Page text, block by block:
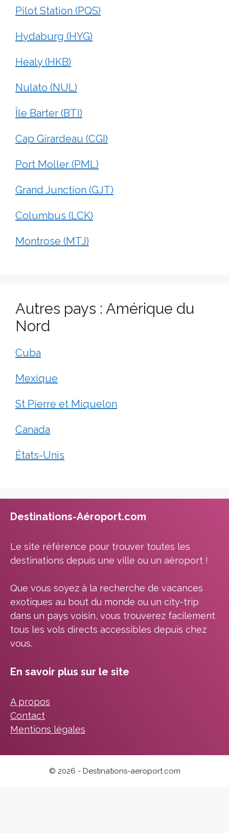
Pilot Station (PQS)
Hydaburg (HYG)
Healy (HKB)
Nulato (NUL)
Île Barter (BTI)
Cap Girardeau (CGI)
Port Moller (PML)
Grand Junction (GJT)
Columbus (LCK)
Montrose (MTJ)
Autres pays : Amérique du
Nord
Cuba
Mexique
St Pierre et Miquelon
Canada
États-Unis
Destinations-Aéroport.com
Le site référence pour trouver toutes les
destinations depuis une ville ou un aéroport !
Que vous soyez à la recherche de vacances
exotiques au bout du monde ou un city-trip
dans un pays voisin, vous trouverez facilement
tous les vols directs accessibles depuis chez
vous.
En savoir plus sur le site
A propos
Contact
Mentions légales
© 2026 - Destinations-aeroport.com